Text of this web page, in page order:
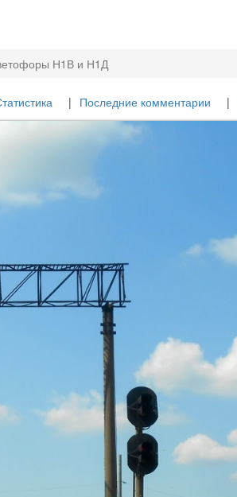
Н1В и Н1Д
Последние комментарии